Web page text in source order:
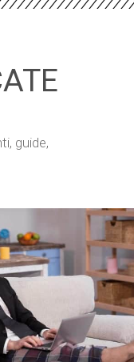
guide,